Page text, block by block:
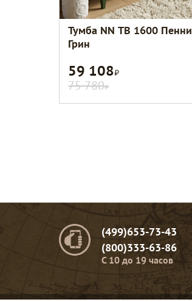
Тумба NN ТВ 1600 Пенни
Грин
59 108Р
75 780Р
(499)653-73-43
(800)333-63-86
C 10 до 19 часов